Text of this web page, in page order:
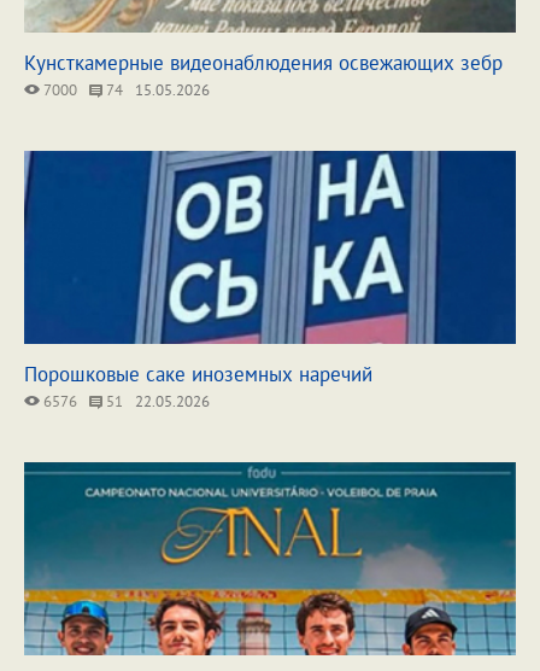
Кунсткамерные видеонаблюдения освежающих зебр
7000 74 15.05.2026
Порошковые саке иноземных наречий
6576 51 22.05.2026